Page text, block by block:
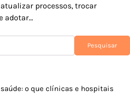
processos, trocar
adotar…
Pesquisar
o que clínicas e hospitais